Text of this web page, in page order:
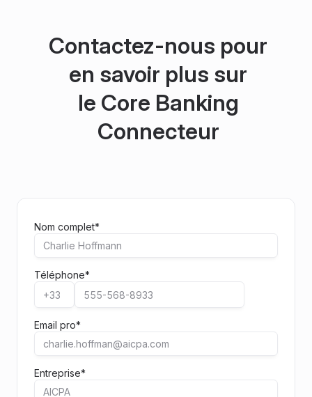
Contactez-nous pour
en savoir plus sur
le Core Banking
Connecteur
Nom complet*
Téléphone*
Email pro*
Entreprise*